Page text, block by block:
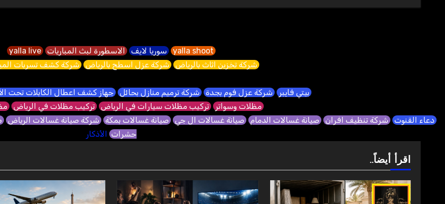
yalla shoot سوريا لايف الاسطورة لبث المباريات yalla live
شركة تخزين اثاث بالرياض شركة عزل اسطح بالرياض شركة كشف تسربات
بيتي فايبر شركة عزل فوم بجدة شركة ترميم منازل بحائل جهاز كشف اعطال الكابلات تحت
مظلات وسواتر تركيب مظلات سيارات في الرياض تركيب مظلات في الرياض
دعاء القنوت شركة تنظيف افران صيانة غسالات الدمام صيانة غسالات ال جي صيانة غسالات بمكة شركة صيانة غسالات الرياض
حشرات الأذكار
اقرأ أيضاً..